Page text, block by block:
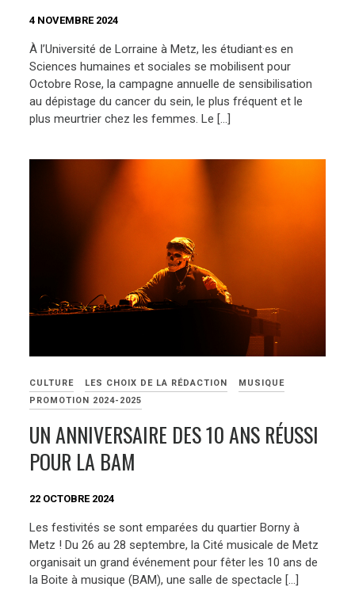
4 NOVEMBRE 2024
À l’Université de Lorraine à Metz, les étudiant·es en
Sciences humaines et sociales se mobilisent pour
Octobre Rose, la campagne annuelle de sensibilisation
au dépistage du cancer du sein, le plus fréquent et le
plus meurtrier chez les femmes. Le […]
CULTURE LES CHOIX DE LA RÉDACTION
MUSIQUE
PROMOTION 2024-2025
UN ANNIVERSAIRE DES 10 ANS RÉUSSI
POUR LA BAM
22 OCTOBRE 2024
Les festivités se sont emparées du quartier Borny à
Metz ! Du 26 au 28 septembre, la Cité musicale de Metz
organisait un grand événement pour fêter les 10 ans de
la Boite à musique (BAM), une salle de spectacle […]